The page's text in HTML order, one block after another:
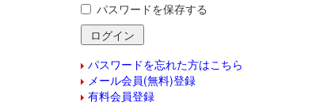
パスワードを保存する
パスワードを忘れた方はこちら
メール会員(無料)登録
有料会員登録